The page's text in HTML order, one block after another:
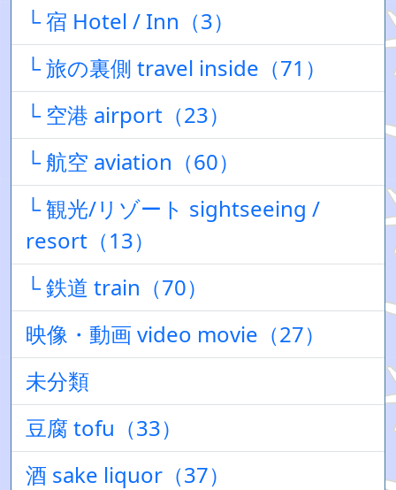
└ 宿 Hotel / Inn（3）
└ 旅の裏側 travel inside（71）
└ 空港 airport（23）
└ 航空 aviation（60）
└ 観光/リゾート sightseeing /
resort（13）
└ 鉄道 train（70）
映像・動画 video movie（27）
未分類
豆腐 tofu（33）
酒 sake liquor（37）